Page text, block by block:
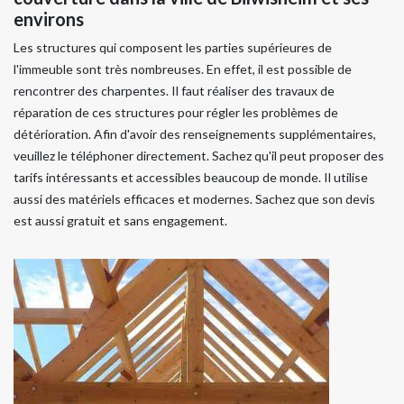
environs
Les structures qui composent les parties supérieures de
l'immeuble sont très nombreuses. En effet, il est possible de
rencontrer des charpentes. Il faut réaliser des travaux de
réparation de ces structures pour régler les problèmes de
détérioration. Afin d'avoir des renseignements supplémentaires,
veuillez le téléphoner directement. Sachez qu'il peut proposer des
tarifs intéressants et accessibles beaucoup de monde. Il utilise
aussi des matériels efficaces et modernes. Sachez que son devis
est aussi gratuit et sans engagement.